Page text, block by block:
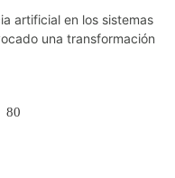
artificial en los sistemas
una transformación
80